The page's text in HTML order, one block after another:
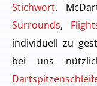
Stichwort.
Surrounds,
individuell zu
bei uns